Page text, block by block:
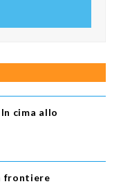
cima allo
frontiere